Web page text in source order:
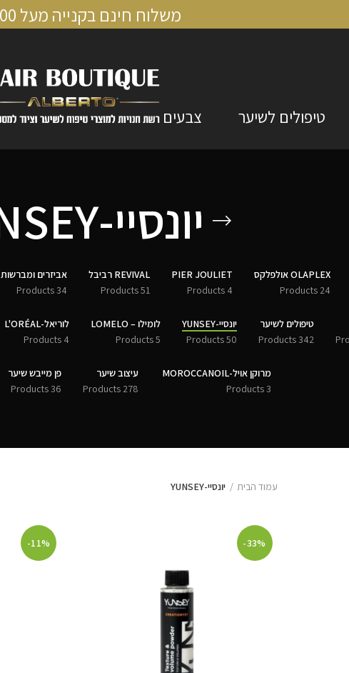
משלוח חינם בקנייה מעל 300 ש"ח
טיפולים לשיער צבעים
יונסיי-YUNSEY
OLAPLEX אולפלקס
24 Products
PIER JOULIET
4 Products
REVIVAL רביבל
51 Products
אביזרים ומברשות
34 Products
טיפולים לשיער
342 Products
יונסיי-YUNSEY
50 Products
לומילו – LOMELO
5 Products
לוריאל-L'ORÉAL
4 Products
מרוקן אויל-MOROCCANOIL
3 Products
עיצוב שיער
278 Products
פן מייבש שיער
36 Products
עמוד הבית יונסיי-YUNSEY
-33%
-11%